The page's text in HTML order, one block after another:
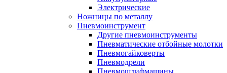
Электрические
Ножницы по металлу
Пневмоинструмент
Другие пневмоинструменты
Пневматические отбойные молотки
Пневмогайковерты
Пневмодрели
Пневмошлифмашины